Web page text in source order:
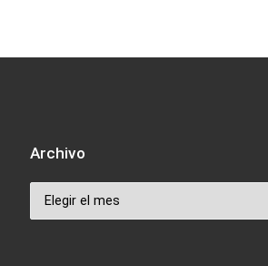
Archivo
Archivo